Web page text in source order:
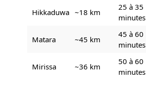
Hikkaduwa ~18 km
25 à 35
minutes
Matara ~45 km
45 à 60
minutes
Mirissa ~36 km
50 à 60
minutes